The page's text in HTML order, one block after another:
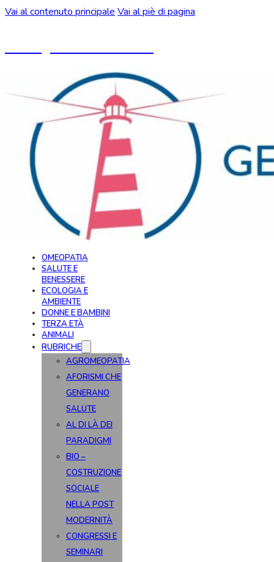
Vai al contenuto principale Vai al piè di pagina
OMEOPATIA
SALUTE E
BENESSERE
ECOLOGIA E
AMBIENTE
DONNE E BAMBINI
TERZA ETÀ
ANIMALI
RUBRICHE
AGROMEOPATIA
AFORISMI CHE
GENERANO
SALUTE
AL DI LÀ DEI
PARADIGMI
BIO –
COSTRUZIONE
SOCIALE
NELLA POST
MODERNITÀ
CONGRESSI E
SEMINARI